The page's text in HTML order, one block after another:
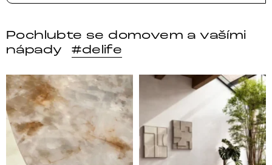
Pochlubte se domovem a vašími
nápady
#delife
DELIFE – Nábytek, který promění dům v domov. Domo
Místo, kam se budeš těšit